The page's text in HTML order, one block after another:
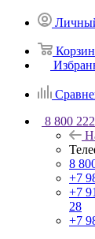
8 800
8
+7
+7
28
+7